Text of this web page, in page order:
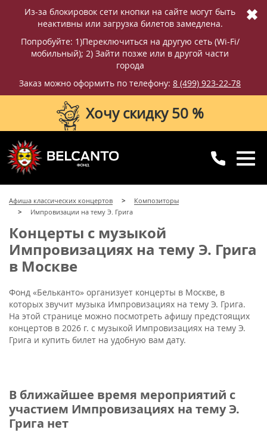
Из-за блокировок сети кнопки на сайте могут быть
неактивны или загрузка билетов замедлена.
Попробуйте: 1)Переключиться на другую сеть (Wi-Fi/
мобильный); 2) Зайти позже или в другой части
города
Заказ можно оформить по телефону: 8 (499) 923-22-78
✖
Хочу скидку 50 %
8 (499) 923-22-78
с 10:00 до 20:00
Афиша классических концертов
Композиторы
Импровизации на тему Э. Грига
Концерты с музыкой
Импровизациях на тему Э. Грига
в Москве
Фонд «Бельканто» организует концерты в Москве, в
которых звучит музыка Импровизациях на тему Э. Грига.
На этой странице можно посмотреть афишу предстоящих
концертов в 2026 г. с музыкой Импровизациях на тему Э.
Грига и купить билет на удобную вам дату.
В ближайшее время мероприятий с
участием Импровизациях на тему Э.
Грига нет